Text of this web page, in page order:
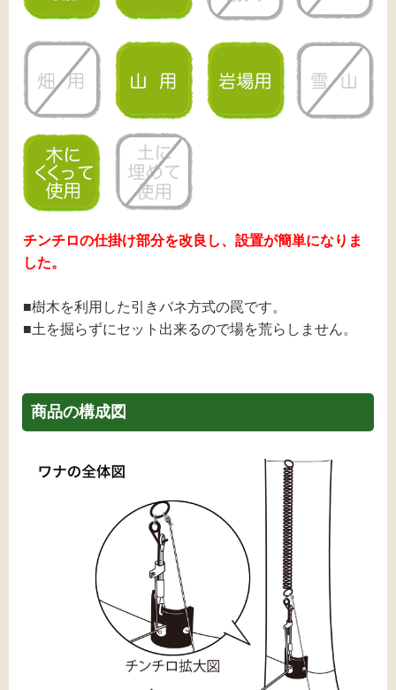
チンチロの仕掛け部分を改良し、設置が簡単になりま
した。
■樹木を利用した引きバネ方式の罠です。
■⼟を掘らずにセット出来るので場を荒らしません。
商品の構成図